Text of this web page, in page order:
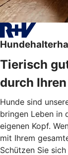
Tierisch
durch
Hunde sind
bringen Leben in
eigenen Kopf.
mit Ihrem
Schützen Sie